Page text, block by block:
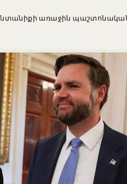
առաջին պաշտոնական